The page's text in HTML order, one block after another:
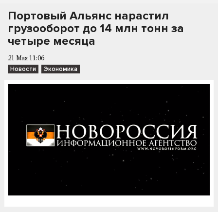
Портовый Альянс нарастил
грузооборот до 14 млн тонн за
четыре месяца
21 Мая 11:06
Новости Экономика